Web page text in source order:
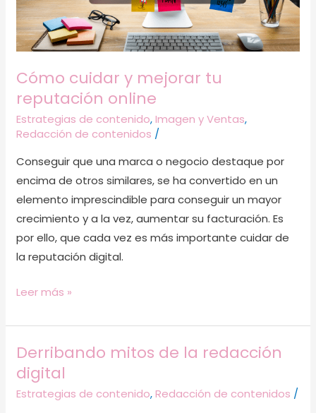
Cómo cuidar y mejorar tu
reputación online
Estrategias de contenido,Imagen y Ventas,
Redacción de contenidos /
Conseguir que una marca o negocio destaque por
encima de otros similares, se ha convertido en un
elemento imprescindible para conseguir un mayor
crecimiento y a la vez, aumentar su facturación. Es
por ello, que cada vez es más importante cuidar de
la reputación digital.
online
Leer más »
Derribando mitos de la redacción
digital
Estrategias de contenido,Redacción de contenidos /
Derribando
mitos
de